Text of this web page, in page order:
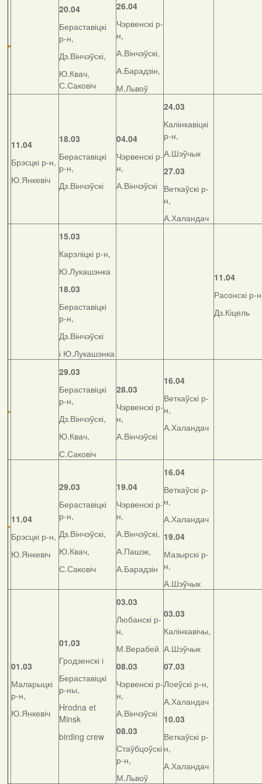
20.04
Бераставіцкі
р-н,
Дз.Вінчэўскі,
Ю.Квач,
С.Саковіч
26.04
Чэрвенскі р-
н,
А.Вінчэўскі,
А.Барадзін,
М.Львоў
11.04
Брэсцкі р-н,
Ю.Янкевіч
18.03
Бераставіцкі
р-н,
Дз.Вінчэўскі
04.04
Чэрвенскі р-
н,
А.Вінчэўскі
24.03
Калінкавіцкі
р-н,
А.Шэўчык
27.03
Веткаўскі р-
н,
А.Халандач
15.03
Карэліцкі р-н,
Ю.Лукашэнка
18.03
Бераставіцкі
р-н,
Дз.Вінчэўскі
і Ю.Лукашэнка
11.04
Расонскі р-
Дз.Кіцель
29.03
Бераставіцкі
р-н,
Дз.Вінчэўскі,
Ю.Квач,
С.Саковіч
28.03
Чэрвенскі р-
н,
А.Вінчэўскі
16.04
Веткаўскі р-
н,
А.Халандач
11.04
Брэсцкі р-н,
Ю.Янкевіч
29.03
Бераставіцкі
р-н,
Дз.Вінчэўскі,
Ю.Квач,
С.Саковіч
19.04
Чэрвенскі р-
н,
А.Вінчэўскі,
А.Пашэк,
А.Барадзін
16.04
Веткаўскі р-
н,
А.Халандач
19.04
Мазырскі р-
н,
А.Шэўчык
01.03
Маларыцкі
р-н,
Ю.Янкевіч
01.03
Гродзенскі і
Бераставіцкі
р-ны,
Hrodna et
Minsk
birding crew
03.03
Любанскі р-
н,
М.Верабей
08.03
Чэрвенскі р-
н,
А.Вінчэўскі
08.03
Стаўбцоўскі
р-н,
М.Львоў
03.03
Калінкавічы,
А.Шэўчык
07.03
Лоеўскі р-н,
А.Халандач
10.03
Веткаўскі р-
н,
А.Халандач